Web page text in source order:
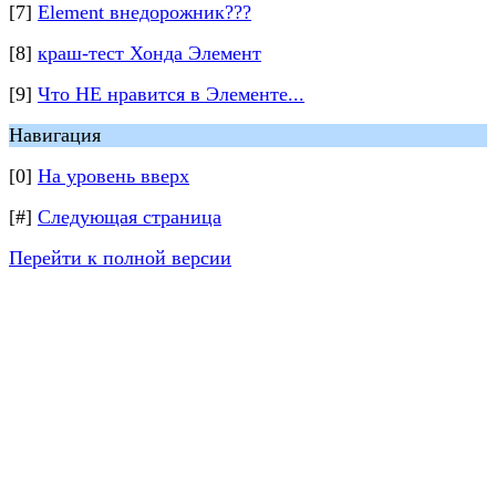
[7] Element внедорожник???
[8] краш-тест Хонда Элемент
[9] Что НЕ нравится в Элементе...
Навигация
[0] На уровень вверх
[#] Следующая страница
Перейти к полной версии